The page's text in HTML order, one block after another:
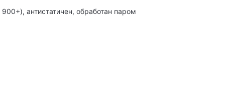
антистатичен, обработан паром